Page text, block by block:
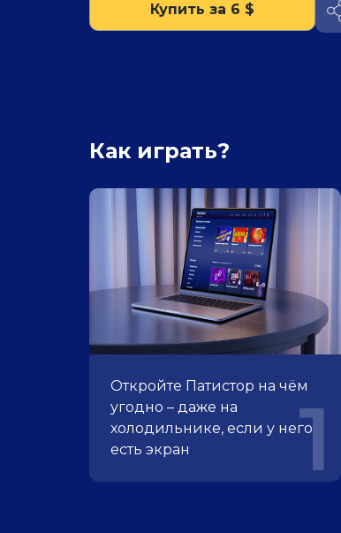
Купить за 6 $
Как играть?
Откройте Патистор на чём
угодно – даже на
холодильнике, если у него
есть экран
1